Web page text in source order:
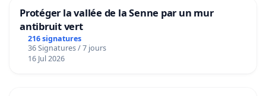
Protéger la vallée de la Senne par un mur
antibruit vert
216 signatures
36 Signatures / 7 jours
16 Jul 2026